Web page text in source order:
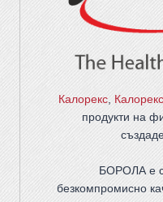
Калорекс,
продукти на
БОРОЛА е
безкомпромисно